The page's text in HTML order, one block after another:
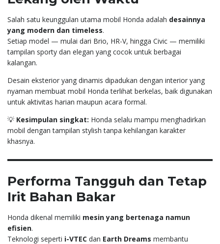
Salah satu keunggulan utama mobil Honda adalah desainnya
yang modern dan timeless.
Setiap model — mulai dari Brio, HR-V, hingga Civic — memiliki
tampilan sporty dan elegan yang cocok untuk berbagai
kalangan.
Desain eksterior yang dinamis dipadukan dengan interior yang
nyaman membuat mobil Honda terlihat berkelas, baik digunakan
untuk aktivitas harian maupun acara formal.
💡 Kesimpulan singkat: Honda selalu mampu menghadirkan
mobil dengan tampilan stylish tanpa kehilangan karakter
khasnya.
Performa Tangguh dan Tetap
Irit Bahan Bakar
Honda dikenal memiliki mesin yang bertenaga namun
efisien.
Teknologi seperti i-VTEC dan Earth Dreams membantu